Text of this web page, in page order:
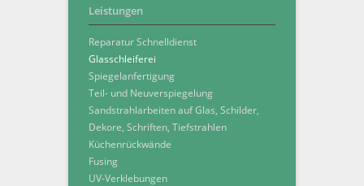
Leistungen
Reparatur Schnelldienst
Glasschleiferei
Spiegelanfertigung
Teil- und Neuverspiegelung
Sandstrahlarbeiten auf Glas, Schilder,
Dekore, Schriften, Tiefstrahlen
Küchenrückwände
Fusing
UV-Verklebungen